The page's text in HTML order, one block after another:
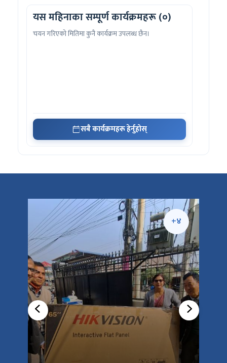
यस महिनाका सम्पूर्ण कार्यक्रमहरू (०)
चयन गरिएको मितिमा कुनै कार्यक्रम उपलब्ध छैन।
सबै कार्यक्रमहरू हेर्नुहोस्
+४